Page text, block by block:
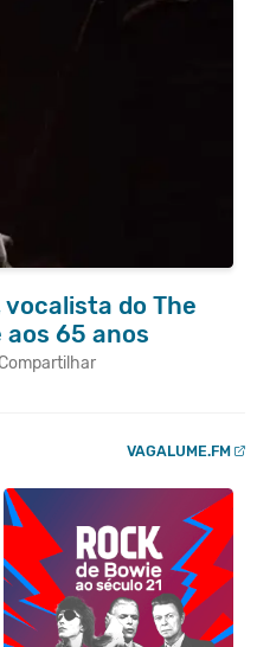
vocalista do The
aos 65 anos
Compartilhar
VAGALUME.FM